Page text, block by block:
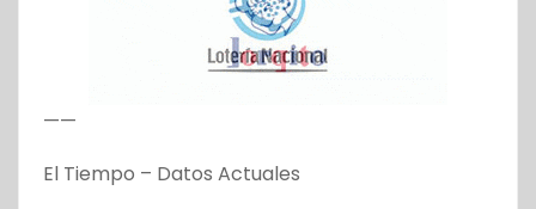
——
El Tiempo – Datos Actuales